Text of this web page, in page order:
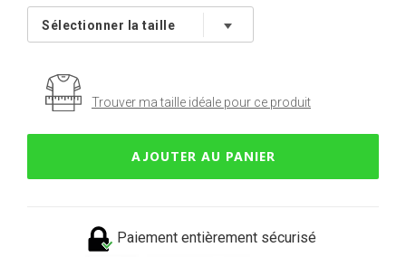
Trouver ma taille idéale pour ce produit
AJOUTER AU PANIER
Paiement entièrement sécurisé